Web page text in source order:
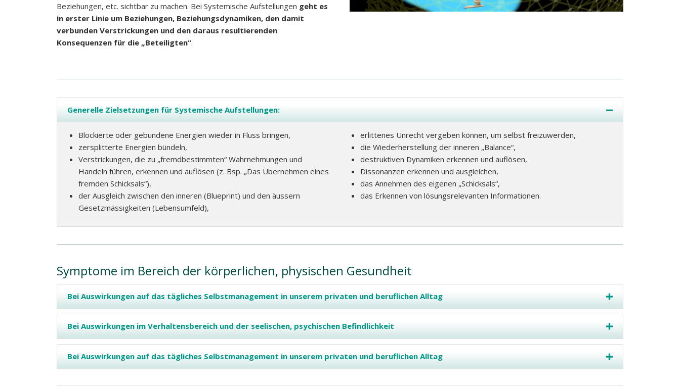
Beziehungen, etc. sichtbar zu machen. Bei Systemische Aufstellungen geht es
in erster Linie um Beziehungen, Beziehungsdynamiken, den damit
verbunden Verstrickungen und den daraus resultierenden
Konsequenzen für die „Beteiligten“.
Generelle Zielsetzungen für Systemische Aufstellungen:
Blockierte oder gebundene Energien wieder in Fluss bringen,
zersplitterte Energien bündeln,
Verstrickungen, die zu „fremdbestimmten“ Wahrnehmungen und
Handeln führen, erkennen und auflösen (z. Bsp. „Das Übernehmen eines
fremden Schicksals“),
der Ausgleich zwischen den inneren (Blueprint) und den äussern
Gesetzmässigkeiten (Lebensumfeld),
erlittenes Unrecht vergeben können, um selbst freizuwerden,
die Wiederherstellung der inneren „Balance“,
destruktiven Dynamiken erkennen und auflösen,
Dissonanzen erkennen und ausgleichen,
das Annehmen des eigenen „Schicksals“,
das Erkennen von lösungsrelevanten Informationen.
Symptome im Bereich der körperlichen, physischen Gesundheit
Bei Auswirkungen auf das tägliches Selbstmanagement in unserem privaten und beruflichen Alltag
Bei Auswirkungen im Verhaltensbereich und der seelischen, psychischen Befindlichkeit
Bei Auswirkungen auf das tägliches Selbstmanagement in unserem privaten und beruflichen Alltag